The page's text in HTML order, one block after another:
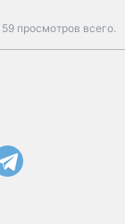
59 просмотров всего.